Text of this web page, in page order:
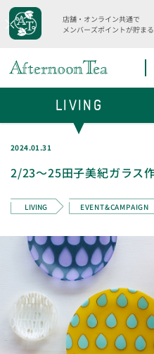
店舗・オンライン共通で
メンバーズポイントが貯まる
2024.01.31
2/23〜25田子美紀ガラス
LIVING EVENT&CAMPAIGN
LIVING